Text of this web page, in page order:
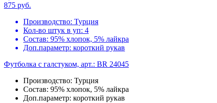
875 руб.
Производство: Турция
Кол-во штук в уп: 4
Состав: 95% хлопок, 5% лайкра
Доп.параметр: короткий рукав
Футболка с галстуком, арт.: BR 24045
Производство: Турция
Состав: 95% хлопок, 5% лайкра
Доп.параметр: короткий рукав